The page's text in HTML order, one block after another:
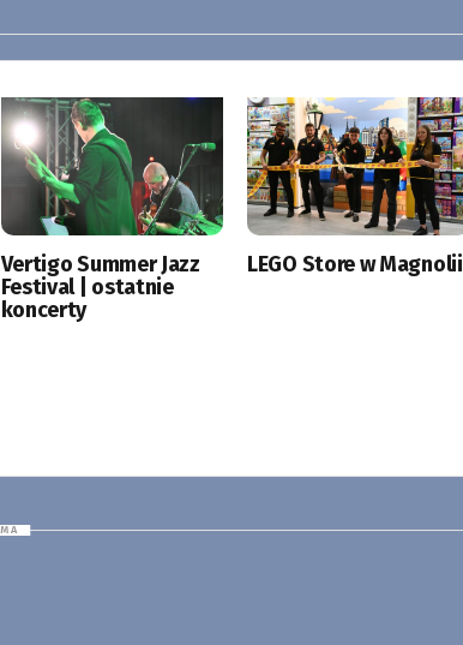
Vertigo Summer Jazz
Festival | ostatnie
koncerty
LEGO Store w Magnolii